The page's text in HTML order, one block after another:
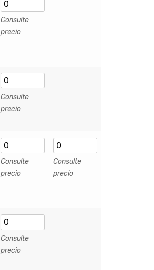
Consulte
precio
Consulte
precio
Consulte
precio
Consulte
precio
Consulte
precio